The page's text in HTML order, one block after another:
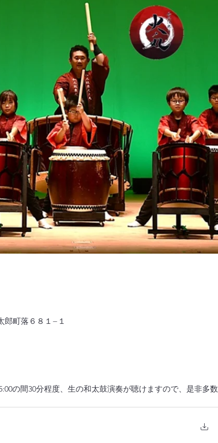
郎町落６８１−１
の間30分程度、生の和太鼓演奏が聴けますので、是非多数